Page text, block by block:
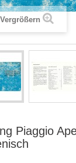
Vergrößern
Piaggio